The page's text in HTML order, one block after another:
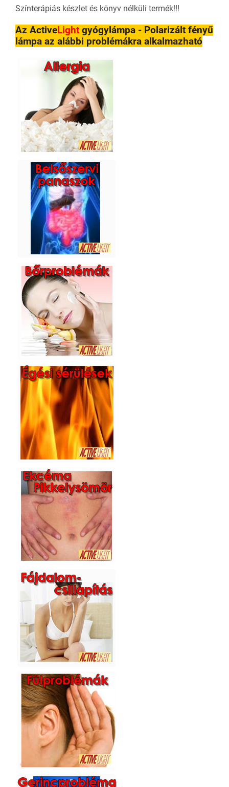
Színterápiás készlet és könyv nélküli termék!!!
Az ActiveLight gyógylámpa - Polarizált fényű
lámpa az alábbi problémákra alkalmazható